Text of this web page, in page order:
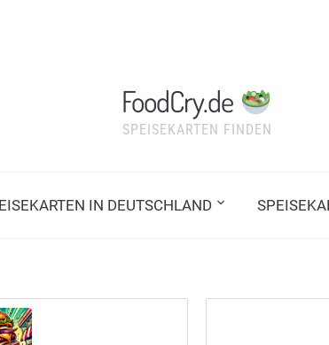
FoodCry.de
SPEISEKARTEN FINDEN
IN DEUTSCHLAND